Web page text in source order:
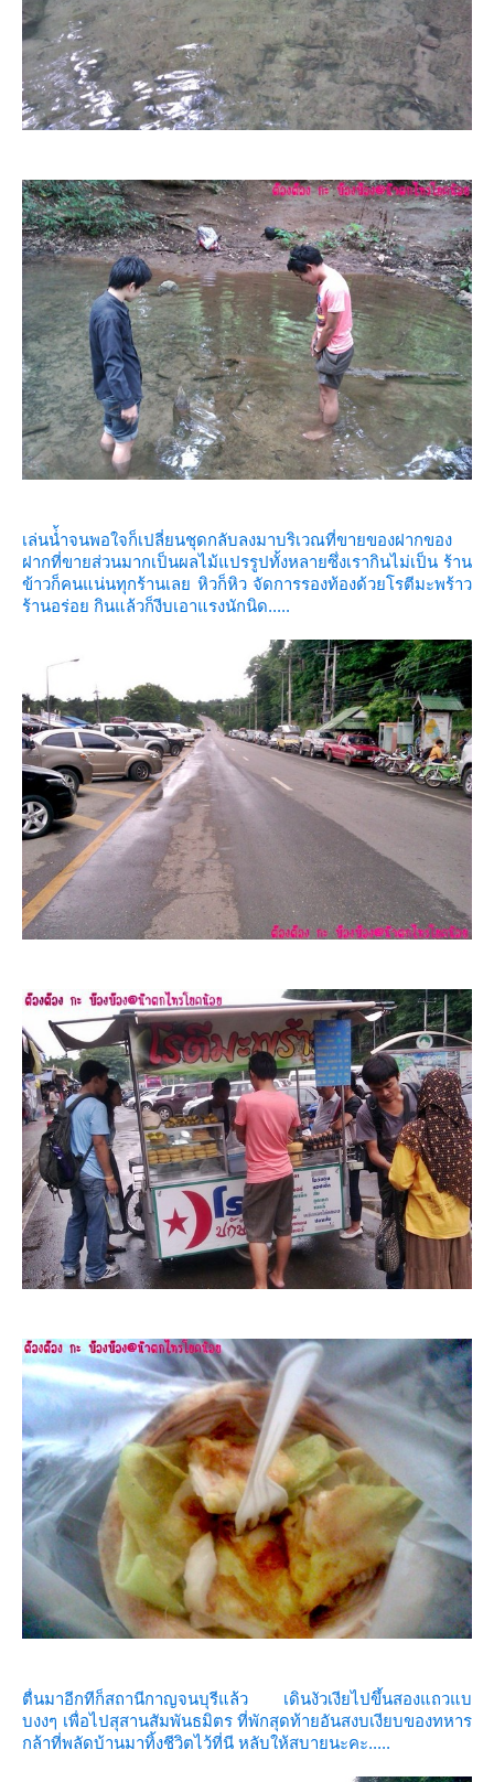
เล่นน่้ำจนพอใจก็เปลี่ยนชุดกลับลงมาบริเวณที่ขายของฝากของ
ฝากที่ขายส่วนมากเป็นผลไม้แปรรูปทั้งหลายซึ่งเรากินไม่เป็น ร้าน
ข้าวก็คนแน่นทุกร้านเล หิวก็หิว จัดการรองท้องด้วยโรตีมะพร้าว
ร้านอร่อ กินแล้วก็งีบเอาแรงนักนิด.....
ตื่นมาอีกทีก็สถานีกาญจนบุรีแล้ว เดินงัวเงียไปขึ้นสองแถวแบ
บงงๆ เพื่อไปสุสานสัมพันธมิตร ที่พักสุดท้ายอันสงบเงียบของทหาร
กล้าที่พลัดบ้านมาทิ้งชีวิตไว้ที่นี หลับให้สบายนะคะ.....